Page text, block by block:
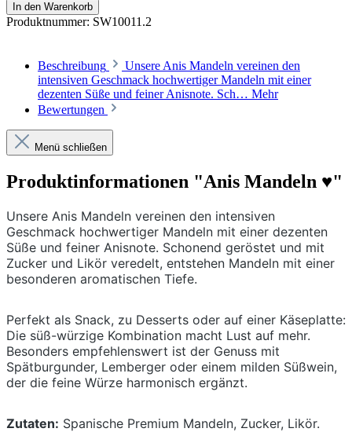
In den Warenkorb
Produktnummer: SW10011.2
Beschreibung
Unsere Anis Mandeln vereinen den
intensiven Geschmack hochwertiger Mandeln mit einer
dezenten Süße und feiner Anisnote. Sch… Mehr
Bewertungen
Menü schließen
Produktinformationen "Anis Mandeln ♥"
Unsere Anis Mandeln vereinen den intensiven
Geschmack hochwertiger Mandeln mit einer dezenten
Süße und feiner Anisnote. Schonend geröstet und mit
Zucker und Likör veredelt, entstehen Mandeln mit einer
besonderen aromatischen Tiefe.
Perfekt als Snack, zu Desserts oder auf einer Käseplatte:
Die süß-würzige Kombination macht Lust auf mehr.
Besonders empfehlenswert ist der Genuss mit
Spätburgunder, Lemberger oder einem milden Süßwein,
der die feine Würze harmonisch ergänzt.
Zutaten: Spanische Premium Mandeln, Zucker, Likör.